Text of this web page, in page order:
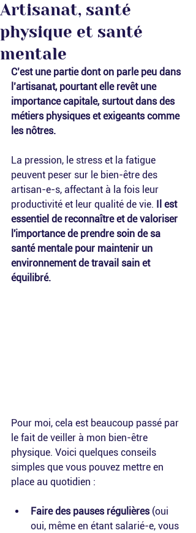
Artisanat, santé
physique et santé
mentale
C’est une partie dont on parle peu dans
l’artisanat, pourtant elle revêt une
importance capitale, surtout dans des
métiers physiques et exigeants comme
les nôtres.
La pression, le stress et la fatigue
peuvent peser sur le bien-être des
artisan-e-s, affectant à la fois leur
productivité et leur qualité de vie. Il est
essentiel de reconnaître et de valoriser
l'importance de prendre soin de sa
santé mentale pour maintenir un
environnement de travail sain et
équilibré.
Pour moi, cela est beaucoup passé par
le fait de veiller à mon bien-être
physique. Voici quelques conseils
simples que vous pouvez mettre en
place au quotidien :
Faire des pauses régulières (oui
oui, même en étant salarié-e, vous